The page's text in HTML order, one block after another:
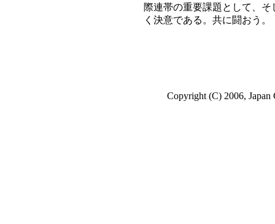
際連帯の重要課題として、
く決意である。共に闘おう。
Copyright (C) 2006, Japan